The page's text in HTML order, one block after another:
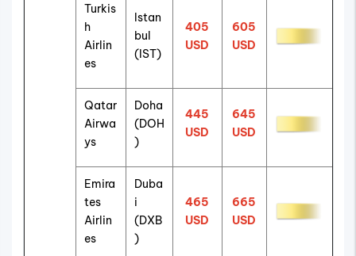
Turkis
h
Airlin
es
Istan
bul
(IST)
405
USD
605
USD
Qatar
Airwa
ys
Doha
(DOH
)
445
USD
645
USD
Emira
tes
Airlin
es
Duba
i
(DXB
)
465
USD
665
USD